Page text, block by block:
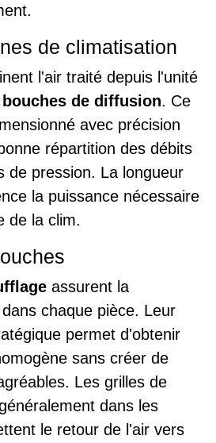
de climatisation
l'air traité depuis l'unité
bouches de diffusion. Ce
avec précision
répartition des débits
de pression. La longueur
la puissance nécessaire
de la clim.
assurent la
chaque pièce. Leur
permet d'obtenir
sans créer de
Les grilles de
dans les
le retour de l'air vers